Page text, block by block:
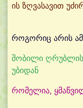
ის ზღვასავით
როგორიც არის
შობილი ღრუბლის
უბიდან
რომელია,